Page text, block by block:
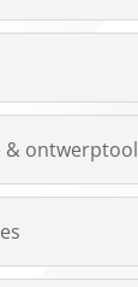
& ontwerptool